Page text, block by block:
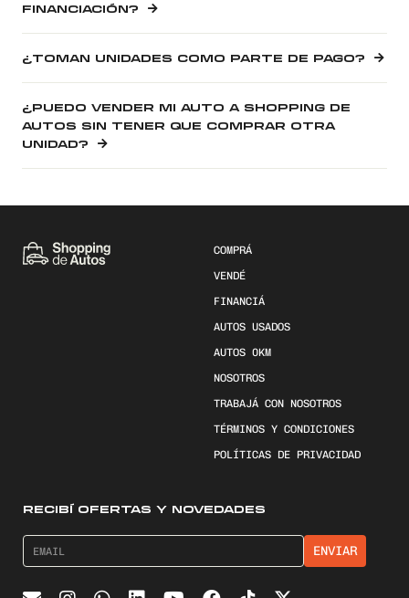
FINANCIACIÓN?
¿TOMAN UNIDADES COMO PARTE DE PAGO?
¿PUEDO VENDER MI AUTO A SHOPPING DE
AUTOS SIN TENER QUE COMPRAR OTRA
UNIDAD?
COMPRÁ
VENDÉ
FINANCIÁ
AUTOS USADOS
AUTOS 0KM
NOSOTROS
TRABAJÁ CON NOSOTROS
TÉRMINOS Y CONDICIONES
POLÍTICAS DE PRIVACIDAD
RECIBÍ OFERTAS Y NOVEDADES